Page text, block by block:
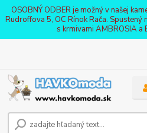
OSOBNÝ ODBER je možný v našej
Rudroffova 5, OC Rínok Rača. Spustený
s krmivami AMBROSIA a